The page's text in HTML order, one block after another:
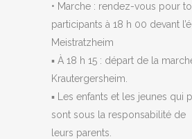
• Marche : rendez-vous pour
participants à 18 h 00 devant
Meistratzheim
▪ À 18 h 15 : départ de la
Krautergersheim.
▪ Les enfants et les jeunes qui
sont sous la responsabilité de
leurs parents.